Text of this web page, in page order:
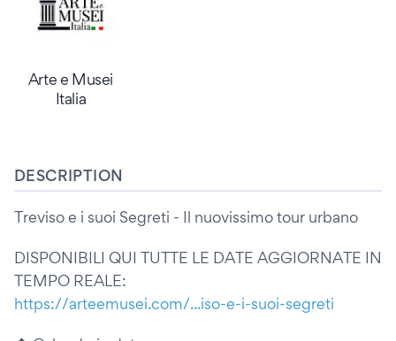
Arte e Musei
Italia
DESCRIPTION
Treviso e i suoi Segreti - Il nuovissimo tour urbano
DISPONIBILI QUI TUTTE LE DATE AGGIORNATE IN
TEMPO REALE:
https://arteemusei.com/...iso-e-i-suoi-segreti